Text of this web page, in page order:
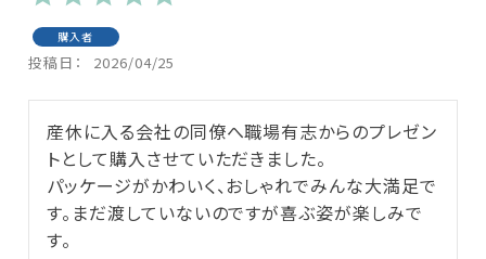
購入者
投稿日 2026/04/25
産休に入る会社の同僚へ職場有志からのプレゼン
トとして購入させていただきました。
パッケージがかわいく、おしゃれでみんな大満足で
す。まだ渡していないのですが喜ぶ姿が楽しみで
す。